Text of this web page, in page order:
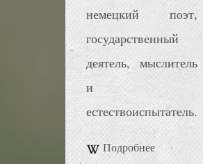
немецкий поэт,
государственный
деятель, мыслитель
и
естествоиспытатель.
Подробнее